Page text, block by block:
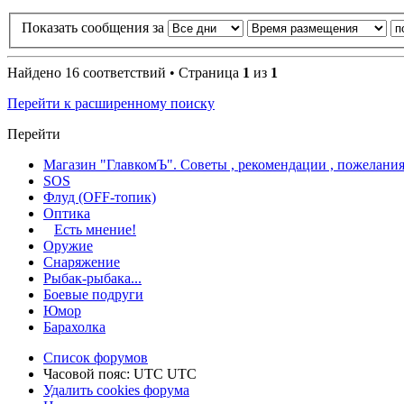
Показать сообщения за
Найдено 16 соответствий • Страница 1 из 1
Перейти к расширенному поиску
Перейти
Магазин "ГлавкомЪ". Советы , рекомендации ,
SOS
Флуд (OFF-топик)
Оптика
Есть мнение!
Оружие
Снаряжение
Рыбак-рыбака...
Боевые подруги
Юмор
Барахолка
Список форумов
Часовой пояс: UTC UTC
Удалить cookies форума